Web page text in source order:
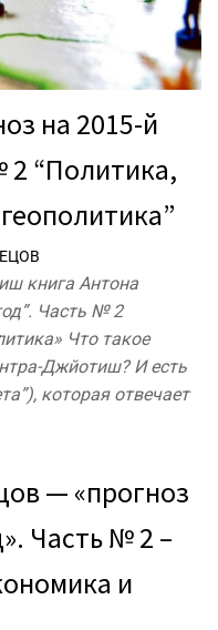
на 2015-й
2 “Политика,
книга Антона
Часть № 2
Что такое
Джйотиш? И есть
которая отвечает
— «прогноз
Часть № 2 –
и